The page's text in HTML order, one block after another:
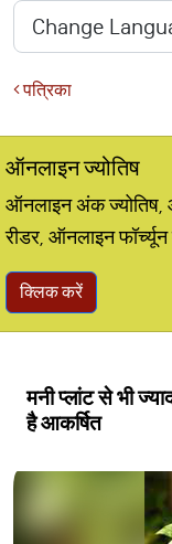
पत्रिका
ऑनलाइन ज्योतिष
ऑनलाइन अंक ज्योतिष,
रीडर, ऑनलाइन
क्लिक करें
मनी प्लांट से भी
है आकर्षित